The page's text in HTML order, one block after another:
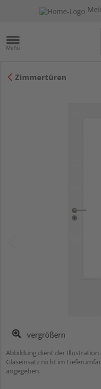
Zimmertüren
vergrößern
Abbildung dient der Illustration
Glaseinsatz nicht im
angegeben.